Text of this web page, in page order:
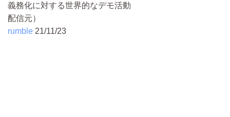
義務化に対する世界的なデモ活動
配信元）
rumble 21/11/23